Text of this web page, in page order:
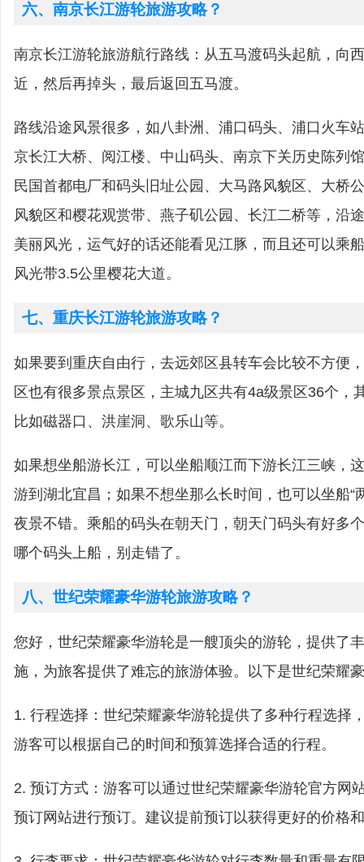
六、南京长江游轮旅游攻略？
南京长江游轮旅游航行路线：从五马渡码头起航，向
近，然后再掉头，最后返回五马渡。
路线沿途风景很多，如八卦洲、浦口码头、浦口火车
京长江大桥、阅江楼、中山码头、南京下关历史陈列
民国首都电厂和码头旧址公园、大马路风貌区、大桥
风貌区和樱花观赏带、燕子矶公园、长江二桥等，沿
美丽风光，运气好的话还能看见江豚，而且还可以乘
风光带3.5公里樱花大道。
七、重庆长江游轮旅游攻略？
如果要到重庆自由行，去远郊区县转车会比较不方便
区也有很多景点景区，主城九区共有4a级景区36个，
比如磁器口、洪崖洞、歌乐山等。
如果想坐船游长江，可以坐船顺江而下游长江三峡，
游到湖北宜昌；如果不想坐那么长时间，也可以坐船“
夜景不错。乘船的码头在朝天门，朝天门码头有好多
哪个码头上船，别走错了。
八、世纪荣耀豪华游轮旅游攻略？
您好，世纪荣耀豪华游轮是一艘顶尖的游轮，提供了
施，为旅客提供了难忘的旅游体验。以下是世纪荣耀
1. 行程选择：世纪荣耀豪华游轮提供了多种行程选择
游客可以根据自己的时间和预算选择合适的行程。
2. 预订方式：游客可以通过世纪荣耀豪华游轮官方网
预订网站进行预订。建议提前预订以获得更好的价格